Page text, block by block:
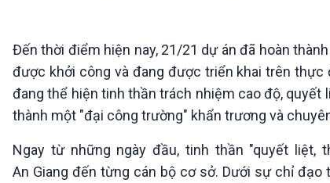
Tài nguyên và Môi trường
Chuyên gia của bạn
Xã hội chuyển động
Bước chân đến trường
khí hậu
Thanh âm ký sự
Chân dung cuộc sống
Đến thời điểm hiện nay, 21/21 dự án đã hoàn
được khởi công và đang được triển khai trên thực
đang thể hiện tinh thần trách nhiệm cao độ, quyết
thành một "đại công trường" khẩn trương và
Ngay từ những ngày đầu, tinh thần "quyết
An Giang đến từng cán bộ cơ sở. Dưới sự chỉ